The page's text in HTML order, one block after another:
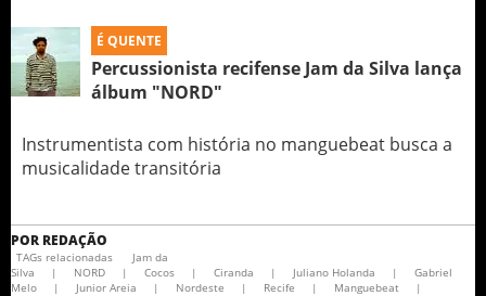
É QUENTE
Percussionista recifense Jam da Silva lança
álbum "NORD"
Instrumentista com história no manguebeat busca a
musicalidade transitória
POR REDAÇÃO
TAGs relacionadas
Jam da
Silva
| NORD | Cocos | Ciranda | Juliano Holanda |
Gabriel
Melo
| Junior Areia | Nordeste | Recife | Manguebeat |